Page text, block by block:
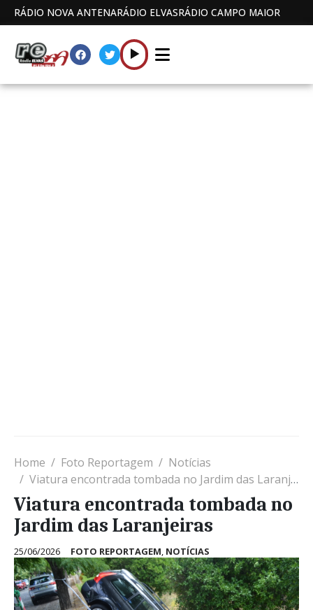
RÁDIO NOVA ANTENARÁDIO ELVASRÁDIO CAMPO MAIOR
Home Foto Reportagem
Notícias
Viatura encontrada tombada no Jardim das Laranjeiras
Viatura encontrada tombada no
Jardim das Laranjeiras
25/06/2026 FOTO REPORTAGEM, NOTÍCIAS